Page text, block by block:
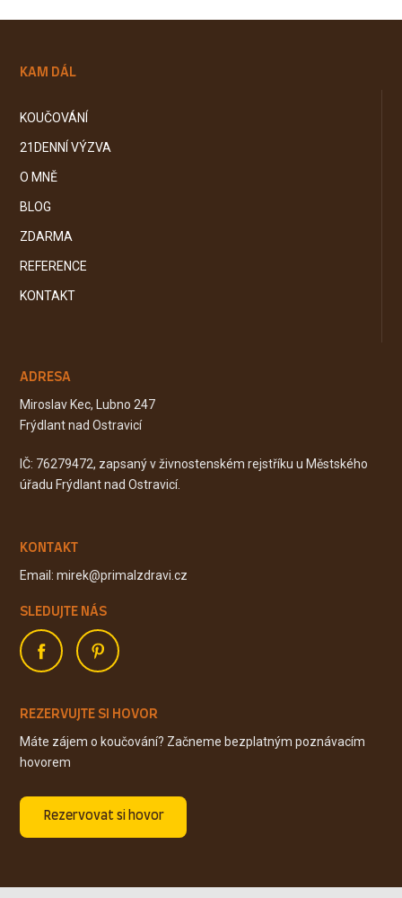
KAM DÁL
KOUČOVÁNÍ
21DENNÍ VÝZVA
O MNĚ
BLOG
ZDARMA
REFERENCE
KONTAKT
ADRESA
Miroslav Kec, Lubno 247
Frýdlant nad Ostravicí
IČ: 76279472, zapsaný v živnostenském rejstříku u Městského
úřadu Frýdlant nad Ostravicí.
KONTAKT
Email: mirek@primalzdravi.cz
SLEDUJTE NÁS
REZERVUJTE SI HOVOR
Máte zájem o koučování? Začneme bezplatným poznávacím
hovorem
Rezervovat si hovor